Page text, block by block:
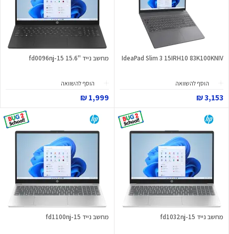
IdeaPad Slim 3 15IRH10 83K100KNIV
הוסף להשוואה
3,153 ₪
מחשב נייד "15.6 15-fd0096nj
הוסף להשוואה
1,999 ₪
מחשב נייד 15-fd1032nj מחשב נייד 15-fd1100nj